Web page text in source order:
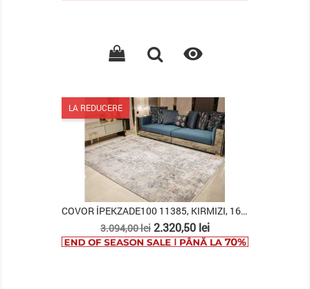

LA REDUCERE
COVOR İPEKZADE100 11385, KIRMIZI, 160X230
Pret
de
3.094,00 lei Pret
2.320,50 lei